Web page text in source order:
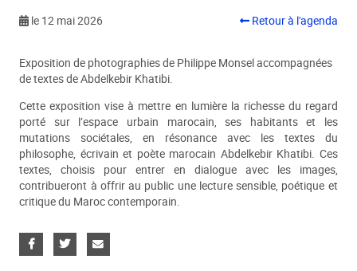
contenu
le 12 mai 2026 Retour à l'agenda
Exposition de photographies de Philippe Monsel accompagnées
de textes de Abdelkebir Khatibi.
Cette exposition vise à mettre en lumière la richesse du regard
porté sur l’espace urbain marocain, ses habitants et les
mutations sociétales, en résonance avec les textes du
philosophe, écrivain et poète marocain Abdelkebir Khatibi. Ces
textes, choisis pour entrer en dialogue avec les images,
contribueront à offrir au public une lecture sensible, poétique et
critique du Maroc contemporain.